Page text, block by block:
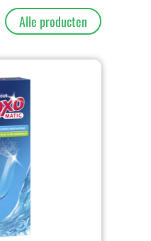
Alle producten